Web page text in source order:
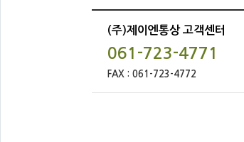
(주)제이엔통상 고객센터
061-723-4771
FAX : 061-723-4772